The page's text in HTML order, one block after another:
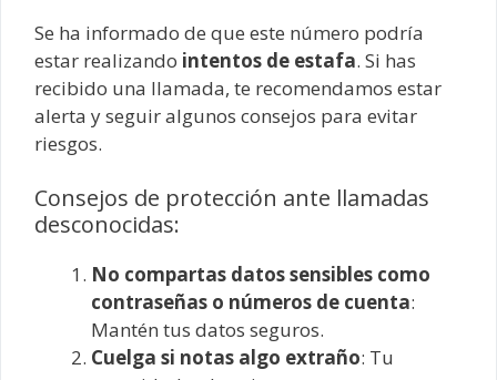
Se ha informado de que este número podría
estar realizando intentos de estafa. Si has
recibido una llamada, te recomendamos estar
alerta y seguir algunos consejos para evitar
riesgos.
Consejos de protección ante llamadas
desconocidas:
No compartas datos sensibles como
contraseñas o números de cuenta:
Mantén tus datos seguros.
Cuelga si notas algo extraño: Tu